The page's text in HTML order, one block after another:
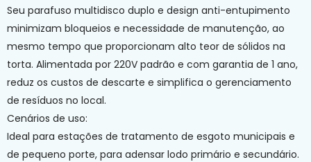
Seu parafuso multidisco duplo e design anti-entupimento
minimizam bloqueios e necessidade de manutenção, ao
mesmo tempo que proporcionam alto teor de sólidos na
torta. Alimentada por 220V padrão e com garantia de 1 ano,
reduz os custos de descarte e simplifica o gerenciamento
de resíduos no local.
Cenários de uso:
Ideal para estações de tratamento de esgoto municipais e
de pequeno porte, para adensar lodo primário e secundário.